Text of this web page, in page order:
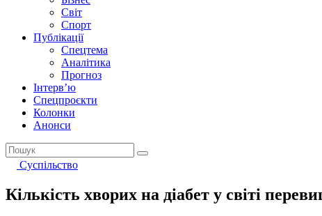
Світ
Спорт
Публікації
Спецтема
Аналітика
Прогноз
Інтерв’ю
Спецпроєкти
Колонки
Анонси
Суспільство
Кількість хворих на діабет у світі